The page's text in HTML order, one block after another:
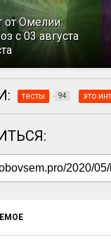
от Омелии:
с 03 августа
тесты 94 это